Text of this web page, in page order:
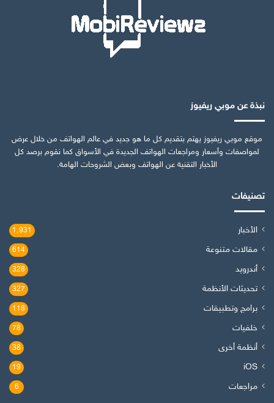
نبذة عن موبي ريفيوز
موقع موبي ريفيوز يهتم بتقديم كل ما هو جديد في عالم الهواتف من خلال عرض
لمواصفات وأسعار ومراجعات الهواتف الجديدة في الأسواق كما نقوم برصد كل
الأخبار التقنية عن الهواتف وبعض الشروحات الهامة.
تصنيفات
الأخبار 1٬931
مقالات متنوعة 614
أندرويد 328
تحديثات الأنظمة 327
برامج وتطبيقات 118
خلفيات 78
أنظمة أخرى 38
iOS
19
مراجعات 6